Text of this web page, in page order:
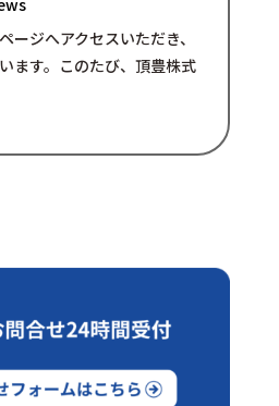
ージへアクセスいただき、
ます。このたび、頂豊株式